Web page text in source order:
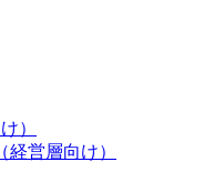
）
営層向け）